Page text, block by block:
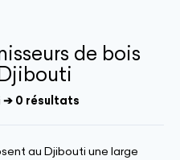
de bois
➔ 0 résultats
au Djibouti une large